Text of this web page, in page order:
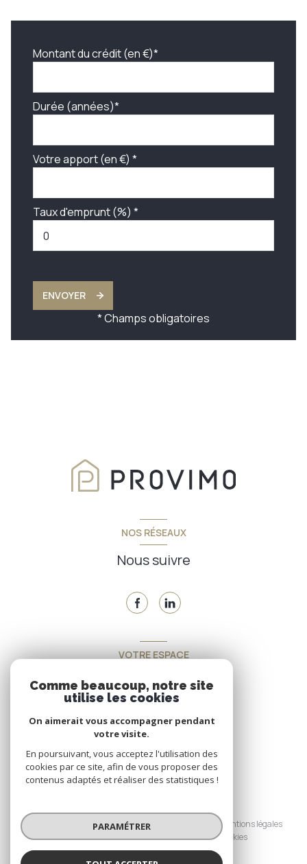
Montant du crédit (en €)*
Durée (années)*
Votre apport (en €) *
Taux d'emprunt (%) *
ENVOYER
* Champs obligatoires
NOS RÉSEAUX
Nous suivre
VOTRE ESPACE
Espace propriétaire
SE CONNECTER
Nos honoraires
Nos partenaires
Mentions légales
Admin
Politique RGPD Cookies
Comme beaucoup, notre site
utilise les cookies
On aimerait vous accompagner pendant
votre visite.
En poursuivant, vous acceptez l'utilisation des
cookies par ce site, afin de vous proposer des
contenus adaptés et réaliser des statistiques !
PARAMÉTRER